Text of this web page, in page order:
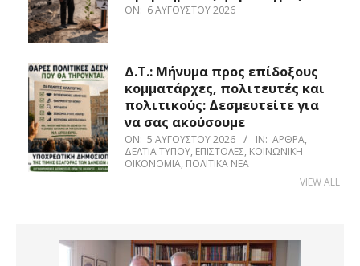
ON: 6 ΑΥΓΟΎΣΤΟΥ 2026
Δ.Τ.: Μήνυμα προς επίδοξους
κομματάρχες, πολιτευτές και
πολιτικούς: Δεσμευτείτε για
να σας ακούσουμε
ON: 5 ΑΥΓΟΎΣΤΟΥ 2026 IN: ΆΡΘΡΑ,
ΔΕΛΤΊΑ ΤΎΠΟΥ, ΕΠΙΣΤΟΛΈΣ, ΚΟΙΝΩΝΙΚΉ
ΟΙΚΟΝΟΜΊΑ, ΠΟΛΙΤΙΚΆ ΝΈΑ
VIEW ALL